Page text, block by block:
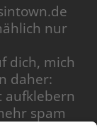
nur
dich, mich
daher:
spam